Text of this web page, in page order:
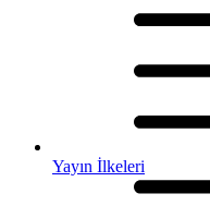
Yayın İlkeleri